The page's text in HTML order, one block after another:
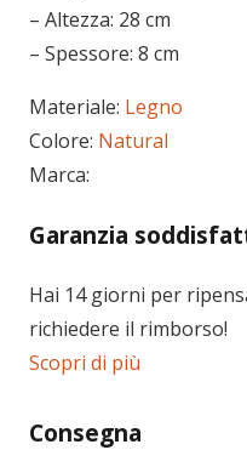
Garanzia
Hai 14 giorni per
richiedere il rimborso!
Scopri di più
Consegna
– Altezza: 28 cm
– Spessore: 8 cm
Materiale: Legno
Colore: Natural
Marca: